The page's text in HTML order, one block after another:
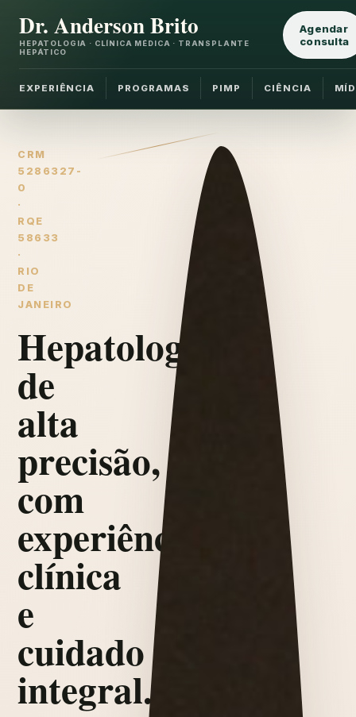
Dr. Anderson Brito
HEPATOLOGIA · CLÍNICA MÉDICA · TRANSPLANTE
HEPÁTICO
EXPERIÊNCIA PROGRAMAS PIMP CIÊNCIA
Agendar
consulta
CRM
5286327-
0
·
RQE
58633
·
RIO
DE
JANEIRO
Hepatologia
de
alta
precisão,
com
experiência
clínica
e
cuidado
integral.